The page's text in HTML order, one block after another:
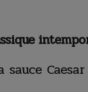
sauce Caesar